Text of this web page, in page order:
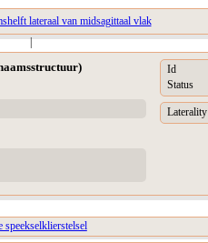
lateraal van midsagittaal vlak
|
Id
Status
Laterality
speekselklierstelsel